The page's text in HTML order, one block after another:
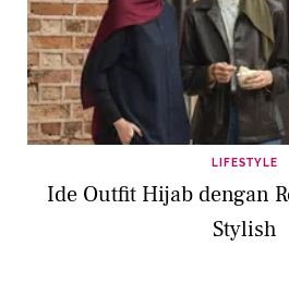
LIFESTYLE
Ide Outfit Hijab dengan
Stylish